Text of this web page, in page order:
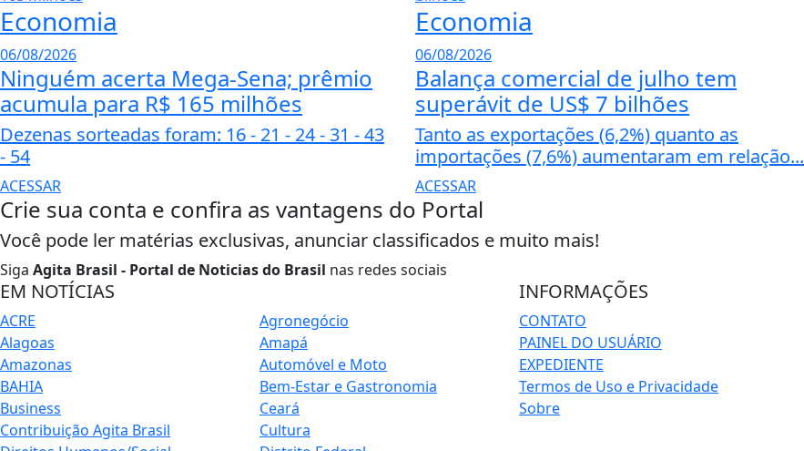
Economia
06/08/2026
Ninguém acerta Mega-Sena; prêmio
acumula para R$ 165 milhões
Dezenas sorteadas foram: 16 - 21 - 24 - 31 - 43
- 54
ACESSAR
Economia
06/08/2026
Balança comercial de julho tem
superávit de US$ 7 bilhões
Tanto as exportações (6,2%) quanto as
importações (7,6%) aumentaram em relação...
ACESSAR
Crie sua conta e confira as vantagens do Portal
Você pode ler matérias exclusivas, anunciar classificados e muito mais!
Siga Agita Brasil - Portal de Noticias do Brasil nas redes sociais
EM NOTÍCIAS
ACRE
Agronegócio
Alagoas
Amapá
Amazonas
Automóvel e Moto
BAHIA
Bem-Estar e Gastronomia
Business
Ceará
Contribuição Agita Brasil
Cultura
INFORMAÇÕES
CONTATO
PAINEL DO USUÁRIO
EXPEDIENTE
Termos de Uso e Privacidade
Sobre